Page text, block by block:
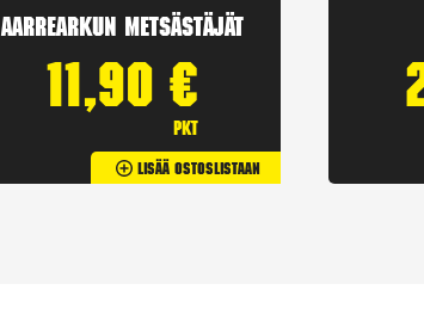
Aarrearkun Metsästäjät
11,90 €
pkt
Lisää Ostoslistaan